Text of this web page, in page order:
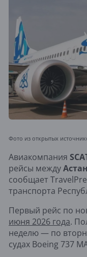
Фото из открытых
Авиакомпания
рейсы между
сообщает
транспорта
Первый рейс по
июня 2026 года.
неделю — по
судах Boeing 737